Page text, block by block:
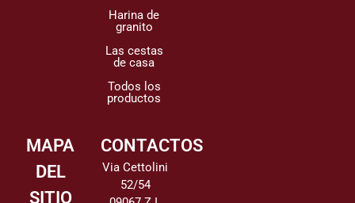
Harina de
granito
Las cestas
de casa
Todos los
productos
MAPA
DEL
SITIO
CONTACTOS
Via Cettolini
52/54